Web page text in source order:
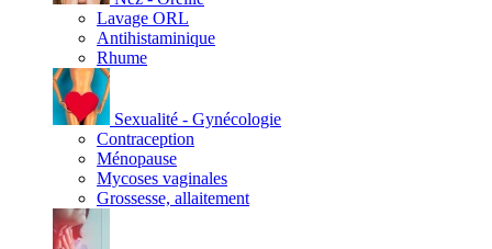
Lavage ORL
Antihistaminique
Rhume
Sexualité - Gynécologie
Contraception
Ménopause
Mycoses vaginales
Grossesse, allaitement